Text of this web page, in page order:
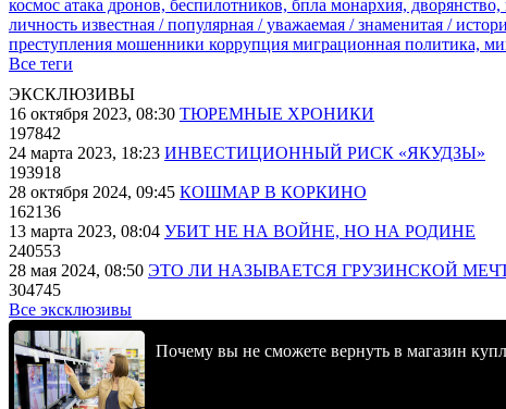
космос атака дронов, беспилотников, бпла монархия, дворянство,
личность известная / популярная / уважаемая / знаменитая /
преступления мошенники коррупция миграционная политика,
Все теги
ЭКСКЛЮЗИВЫ
16 октября 2023, 08:30 ТЮРЕМНЫЕ ХРОНИКИ
197842
24 марта 2023, 18:23 ИНВЕСТИЦИОННЫЙ РИСК «ЯКУДЗЫ»
193918
28 октября 2024, 09:45 КОШМАР В КОРКИНО
162136
13 марта 2023, 08:04 УБИТ НЕ НА ВОЙНЕ, НО НА РОДИНЕ
240553
28 мая 2024, 08:50 ЭТО ЛИ НАЗЫВАЕТСЯ ГРУЗИНСКОЙ
304745
Все эксклюзивы
Почему вы не сможете вернуть в магазин